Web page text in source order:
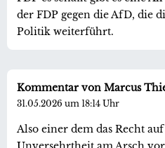
der FDP gegen die AfD, die
Politik weiterführt.
Kommentar von Marcus
31.05.2026 um 18:14 Uhr
Also einer dem das Recht